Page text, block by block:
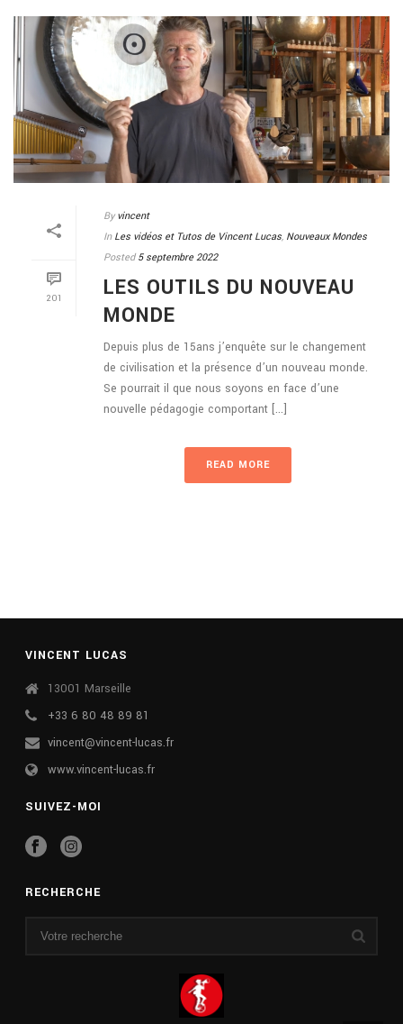
201
By vincent
In Les vidéos et Tutos de Vincent Lucas, Nouveaux Mondes
Posted 5 septembre 2022
LES OUTILS DU NOUVEAU
MONDE
Depuis plus de 15ans j’enquête sur le changement
de civilisation et la présence d’un nouveau monde.
Se pourrait il que nous soyons en face d’une
nouvelle pédagogie comportant [...]
READ MORE
VINCENT LUCAS
13001 Marseille
+33 6 80 48 89 81
vincent@vincent-lucas.fr
www.vincent-lucas.fr
SUIVEZ-MOI
RECHERCHE